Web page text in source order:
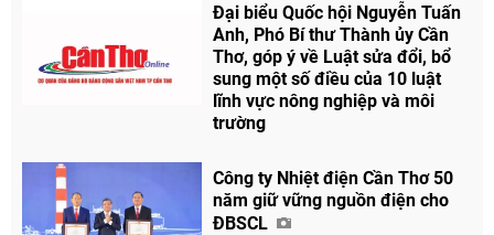
Đại biểu Quốc hội Nguyễn Tuấn
Anh, Phó Bí thư Thành ủy Cần
Thơ, góp ý về Luật sửa đổi, bổ
sung một số điều của 10 luật
lĩnh vực nông nghiệp và môi
trường
Công ty Nhiệt điện Cần Thơ 50
năm giữ vững nguồn điện cho
ĐBSCL